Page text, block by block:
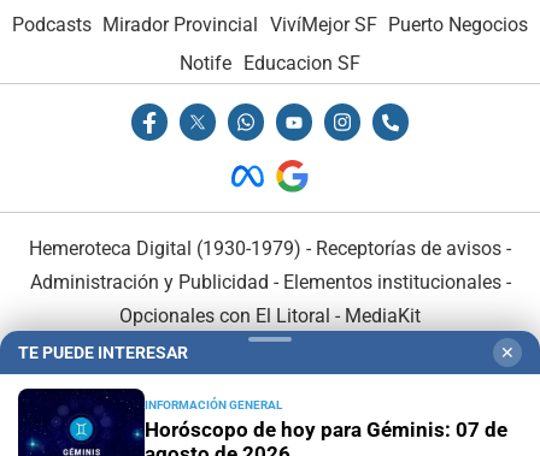
Podcasts Mirador Provincial VivíMejor SF Puerto Negocios
Notife
Educacion SF
Hemeroteca Digital (1930-1979) - Receptorías de avisos -
Administración y Publicidad - Elementos institucionales-
Opcionales con El Litoral - MediaKit
TE PUEDE INTERESAR ✕
INFORMACIÓN GENERAL
Horóscopo de hoy para Géminis: 07 de